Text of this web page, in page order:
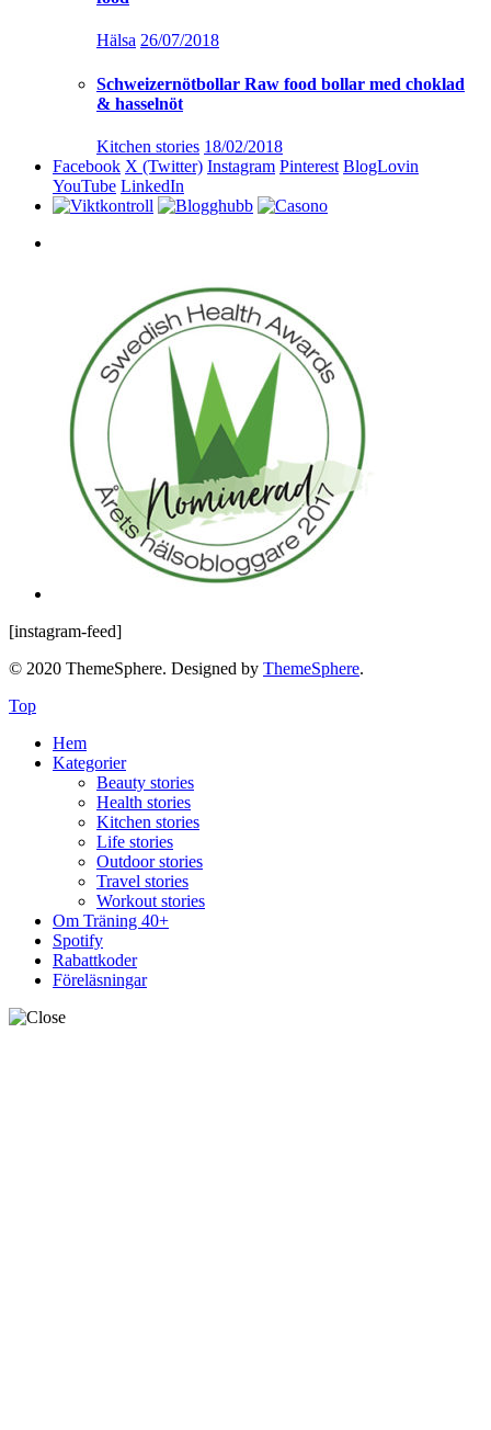
Hälsa 26/07/2018
Schweizernötbollar Raw food bollar med choklad
& hasselnöt
Kitchen stories 18/02/2018
Facebook X (Twitter) Instagram Pinterest BlogLovin
YouTube LinkedIn
[instagram-feed]
© 2020 ThemeSphere. Designed by ThemeSphere.
Top
Hem
Kategorier
Beauty stories
Health stories
Kitchen stories
Life stories
Outdoor stories
Travel stories
Workout stories
Om Träning 40+
Spotify
Rabattkoder
Föreläsningar